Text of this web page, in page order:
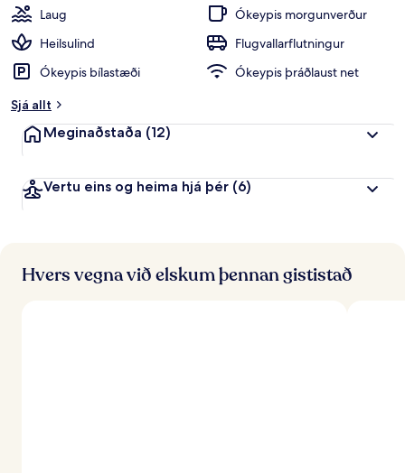
Laug
Ókeypis morgunverður
Heilsulind
Flugvallarflutningur
Ókeypis bílastæði
Ókeypis þráðlaust net
Sjá allt
Meginaðstaða (12)
Vertu eins og heima hjá þér (6)
Hvers vegna við elskum þennan gististað